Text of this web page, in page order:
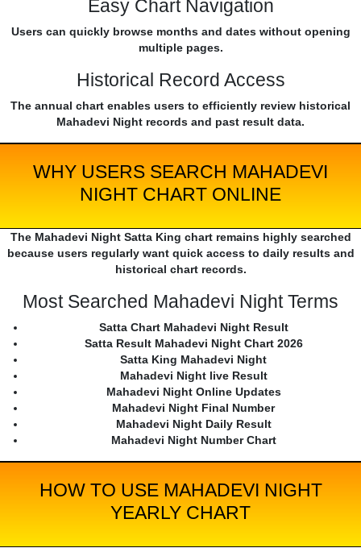
Easy Chart Navigation
Users can quickly browse months and dates without opening
multiple pages.
Historical Record Access
The annual chart enables users to efficiently review historical
Mahadevi Night records and past result data.
WHY USERS SEARCH MAHADEVI
NIGHT CHART ONLINE
The Mahadevi Night Satta King chart remains highly searched
because users regularly want quick access to daily results and
historical chart records.
Most Searched Mahadevi Night Terms
Satta Chart Mahadevi Night Result
Satta Result Mahadevi Night Chart 2026
Satta King Mahadevi Night
Mahadevi Night live Result
Mahadevi Night Online Updates
Mahadevi Night Final Number
Mahadevi Night Daily Result
Mahadevi Night Number Chart
HOW TO USE MAHADEVI NIGHT
YEARLY CHART